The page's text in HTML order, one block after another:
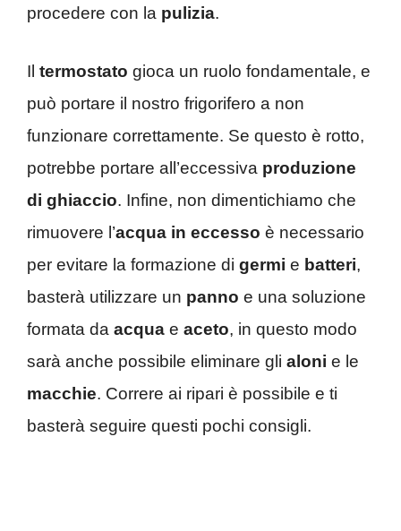
procedere con la pulizia.
Il termostato gioca un ruolo fondamentale, e
può portare il nostro frigorifero a non
funzionare correttamente. Se questo è rotto,
potrebbe portare all’eccessiva produzione
di ghiaccio. Infine, non dimentichiamo che
rimuovere l’acqua in eccesso è necessario
per evitare la formazione di germi e batteri,
basterà utilizzare un panno e una soluzione
formata da acqua e aceto, in questo modo
sarà anche possibile eliminare gli aloni e le
macchie. Correre ai ripari è possibile e ti
basterà seguire questi pochi consigli.